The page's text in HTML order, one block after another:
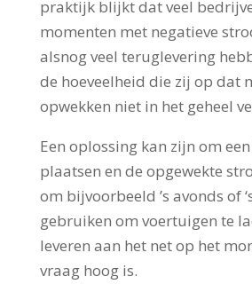
praktijk blijkt dat veel
momenten met negatieve
alsnog veel teruglevering
de hoeveelheid die zij op dat
opwekken niet in het geheel
Een oplossing kan zijn om
plaatsen en de opgewekte
om bijvoorbeeld ’s avonds of
gebruiken om voertuigen te
leveren aan het net op het
vraag hoog is.